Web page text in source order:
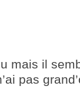
mais il
pas